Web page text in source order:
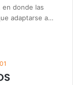
en donde las
adaptarse a…